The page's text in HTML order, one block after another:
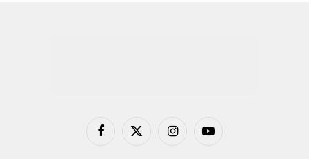
FacebookX
InstagramYouTube